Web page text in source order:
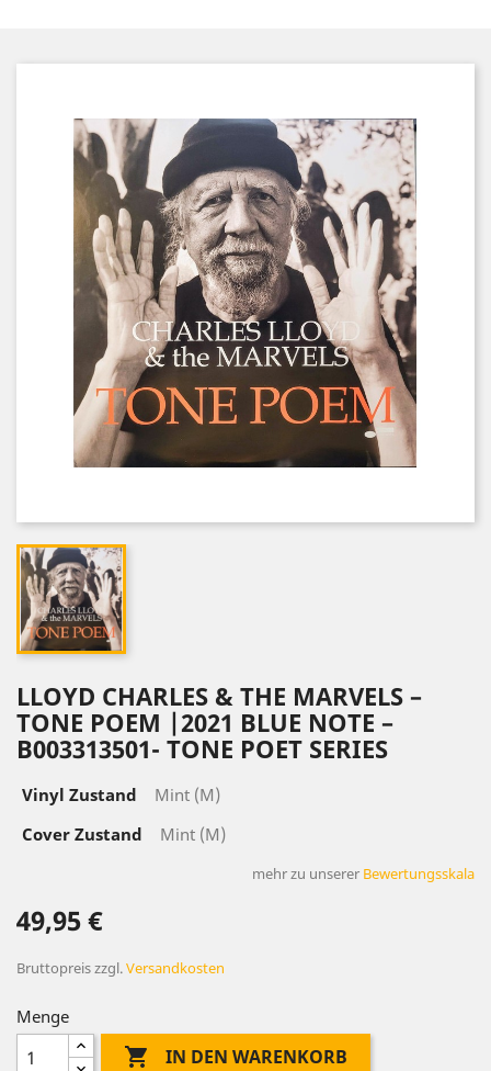
LLOYD CHARLES & THE MARVELS ‎–
TONE POEM |2021 BLUE NOTE ‎–
B003313501- TONE POET SERIES
Vinyl Zustand
Mint (M)
Cover Zustand
Mint (M)
mehr zu unserer Bewertungsskala
49,95 €
Bruttopreiszzgl.Versandkosten
Menge
 IN DEN WARENKORB